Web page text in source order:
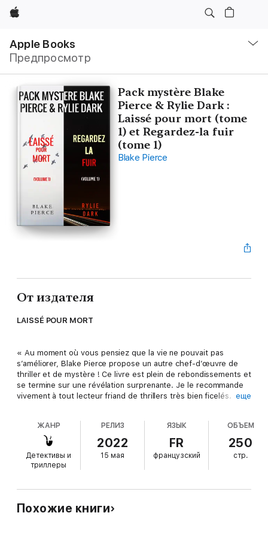
Apple
Apple Books
Предпросмотр
Открыть
меню
Pack mystère Blake
Pierce & Rylie Dark :
Laissé pour mort (tome
1) et Regardez-la fuir
(tome 1)
Blake Pierce
От издателя
LAISSÉ POUR MORT
« Au moment où vous pensiez que la vie ne pouvait pas
s’améliorer, Blake Pierce propose un autre chef-d’œuvre de
thriller et de mystère ! Ce livre est plein de rebondissements et
se termine sur une révélation surprenante. Je le recommande
vivement à tout lecteur friand de thrillers très bien ficelés. »
Presque Disparue
LAISSÉ POUR MORT est le premier volume d’une nouvelle
série de thrillers du FBI de Blake Pierce, l’auteur à succès de
еще
ЖАНР
Детективы и
триллеры
РЕЛИЗ
2022
15 мая
ЯЗЫК
FR
французский
ОБЪЕМ
250
стр.
Похожие книги